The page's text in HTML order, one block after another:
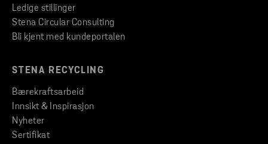
Ledige stillinger
Stena Circular Consulting
Bli kjent med kundeportalen
STENA RECYCLING
Bærekraftsarbeid
Innsikt & Inspirasjon
Nyheter
Sertifikat